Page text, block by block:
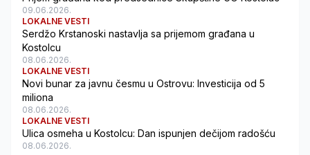
09.06.2026.
LOKALNE VESTI
Serdžo Krstanoski nastavlja sa prijemom građana u
Kostolcu
08.06.2026.
LOKALNE VESTI
Novi bunar za javnu česmu u Ostrovu: Investicija od 5
miliona
08.06.2026.
LOKALNE VESTI
Ulica osmeha u Kostolcu: Dan ispunjen dečijom radošću
08.06.2026.